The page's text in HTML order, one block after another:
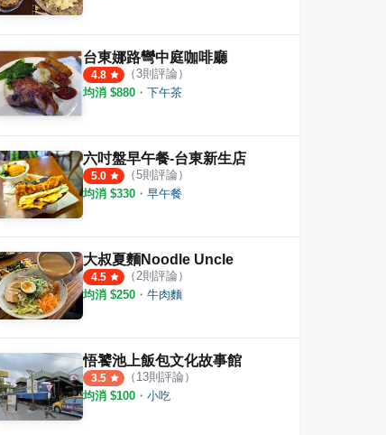
台東娜路彎中庭咖啡廳
4.8 （3則評論）
均消 $880 ・ 下午茶
六吋盤早午餐-台東新生店
5.0 （5則評論）
均消 $330 ・ 早午餐
大叔夏麵Noodle Uncle
4.5 （2則評論）
均消 $250 ・ 牛肉麵
悟饕池上飯包文化故事館
3.5 （ 13則評論）
均消 $100 ・ 小吃